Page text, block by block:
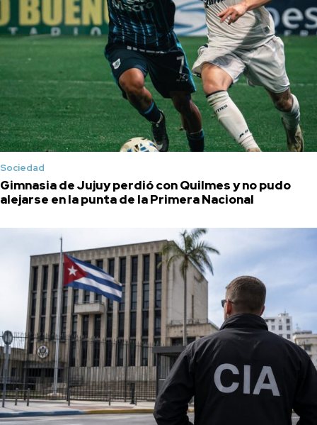
Sociedad
Gimnasia de Jujuy perdió con Quilmes y no pudo
alejarse en la punta de la Primera Nacional